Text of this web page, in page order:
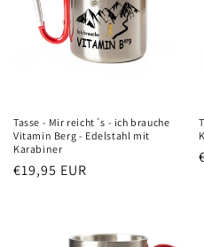
Tasse - Mir reicht´s - ich brauche
Vitamin Berg - Edelstahl mit
Karabiner
Normaler
€19,95 EUR